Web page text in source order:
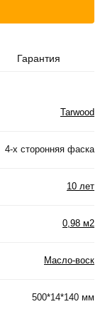
Гарантия
Tarwood
4-х сторонняя фаска
10 лет
0,98 м2
Масло-воск
500*14*140 мм